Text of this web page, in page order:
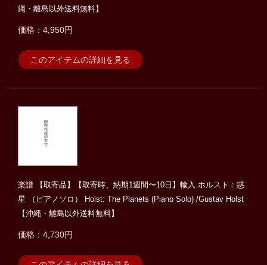
縄・離島以外送料無料】
価格：4,950円
このアイテムの詳細を見る
楽譜 【取寄品】【取寄時、納期1週間〜10日】輸入 ホルスト：惑
星 （ピアノソロ） Holst: The Planets (Piano Solo) /Gustav Holst
【沖縄・離島以外送料無料】
価格：4,730円